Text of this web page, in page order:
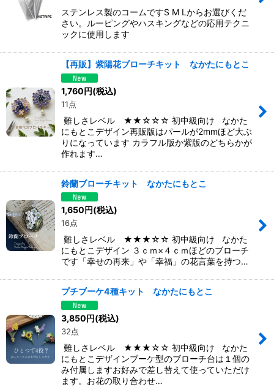
ステンレス製のコームですS M Lからお選びくだ
さい。ルーピングやハスキングなどの応用テクニ
ックに使用します
【再販】紫陽花ブローチキット なかたにもとこ
1,760円(税込)
11点
難しさレベル ★★☆☆☆ 初中級向け なかた
にもとこデザイン再販版はパールが2mmほど大ぶ
りになっています カラフル版か紫版のどちらかが
作れます…
鈴蘭ブローチキット なかたにもとこ
1,650円(税込)
16点
難しさレベル ★★★☆☆ 初中級向け なかた
にもとこデザイン ３ｃｍ×４ｃｍほどのブローチ
です「幸せの再来」や「幸福」の花言葉を持つ…
プチブーケ4種キット なかたにもとこ
3,850円(税込)
32点
難しさレベル ★★★☆☆ 初中級向け なかた
にもとこデザインブーケ型のブローチ台は１個の
み付属しますお好みで差し替えて使っていただけ
ます。お花の取り合わせ…